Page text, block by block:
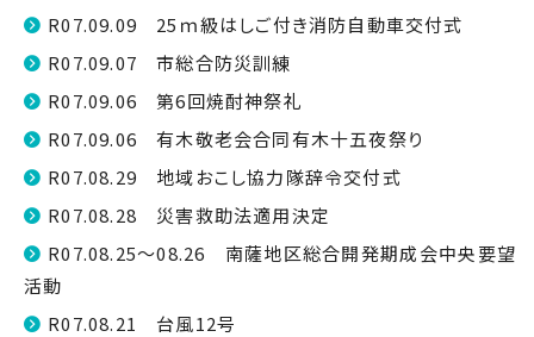
R07.09.09 25ｍ級はしご付き消防自動車交付式
R07.09.07 市総合防災訓練
R07.09.06 第6回焼酎神祭礼
R07.09.06 有木敬老会合同有木十五夜祭り
R07.08.29 地域おこし協力隊辞令交付式
R07.08.28 災害救助法適用決定
R07.08.25～08.26 南薩地区総合開発期成会中央要望
活動
R07.08.21 台風12号